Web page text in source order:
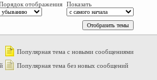
отображения Показать
Популярная тема с новыми сообщениями
Популярная тема без новых сообщений